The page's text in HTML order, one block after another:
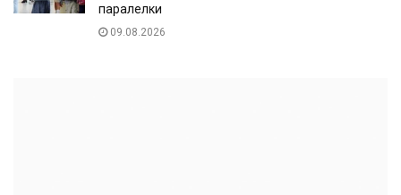
паралелки
09.08.2026